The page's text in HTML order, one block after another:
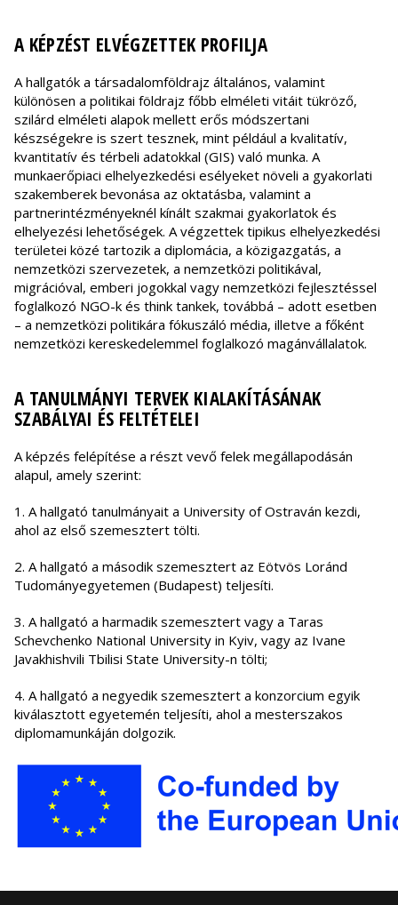
A KÉPZÉST ELVÉGZETTEK PROFILJA
A hallgatók a társadalomföldrajz általános, valamint
különösen a politikai földrajz főbb elméleti vitáit tükröző,
szilárd elméleti alapok mellett erős módszertani
készségekre is szert tesznek, mint például a kvalitatív,
kvantitatív és térbeli adatokkal (GIS) való munka. A
munkaerőpiaci elhelyezkedési esélyeket növeli a gyakorlati
szakemberek bevonása az oktatásba, valamint a
partnerintézményeknél kínált szakmai gyakorlatok és
elhelyezési lehetőségek. A végzettek tipikus elhelyezkedési
területei közé tartozik a diplomácia, a közigazgatás, a
nemzetközi szervezetek, a nemzetközi politikával,
migrációval, emberi jogokkal vagy nemzetközi fejlesztéssel
foglalkozó NGO-k és think tankek, továbbá – adott esetben
– a nemzetközi politikára fókuszáló média, illetve a főként
nemzetközi kereskedelemmel foglalkozó magánvállalatok.
A TANULMÁNYI TERVEK KIALAKÍTÁSÁNAK
SZABÁLYAI ÉS FELTÉTELEI
A képzés felépítése a részt vevő felek megállapodásán
alapul, amely szerint:
1. A hallgató tanulmányait a University of Ostraván kezdi,
ahol az első szemesztert tölti.
2. A hallgató a második szemesztert az Eötvös Loránd
Tudományegyetemen (Budapest) teljesíti.
3. A hallgató a harmadik szemesztert vagy a Taras
Schevchenko National University in Kyiv, vagy az Ivane
Javakhishvili Tbilisi State University-n tölti;
4. A hallgató a negyedik szemesztert a konzorcium egyik
kiválasztott egyetemén teljesíti, ahol a mesterszakos
diplomamunkáján dolgozik.